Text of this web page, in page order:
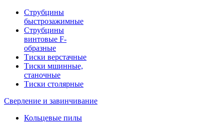
Струбцины
быстрозажимные
Струбцины
винтовые F-
образные
Тиски верстачные
Тиски мшинные,
станочные
Тиски столярные
Сверление и завинчивание
Кольцевые пилы